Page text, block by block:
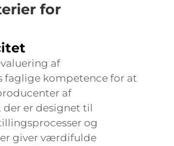
for
af
faglige kompetence for at
af
er designet til
og
giver værdifulde